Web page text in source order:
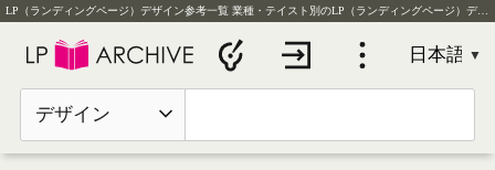
LP（ランディングページ）デザイン参考一覧 業種・テイスト別のLP（ランディングページ）デザイン実例を毎日更新
デザイン